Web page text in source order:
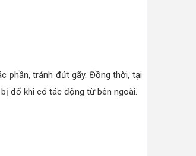
phần, tránh đứt gãy. Đồng thời, tại
đổ khi có tác động từ bên ngoài.